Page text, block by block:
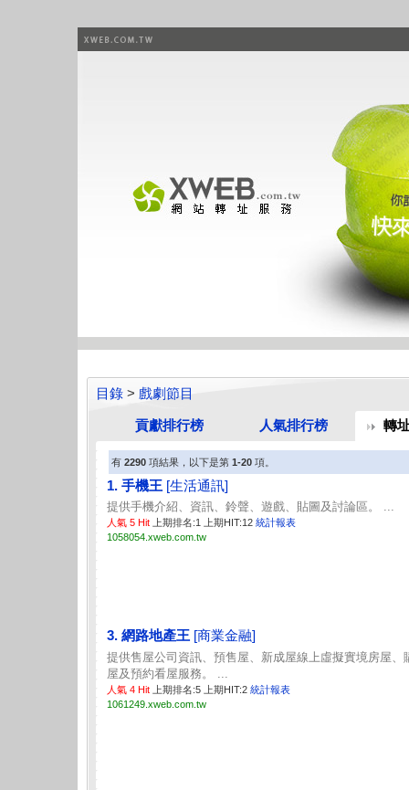
目錄 > 戲劇節目
貢獻排行榜 人氣排行榜 轉
有 2290 項結果，以下是第 1-20 項。
1. 手機王 [生活通訊]
提供手機介紹、資訊、鈴聲、遊戲、貼圖及討論區。 ...
人氣 5 Hit 上期排名:1 上期HIT:12 統計報表
1058054.xweb.com.tw
3. 網路地產王 [商業金融]
提供售屋公司資訊、預售屋、新成屋線上虛擬實境房屋、
屋及預約看屋服務。 ...
人氣 4 Hit 上期排名:5 上期HIT:2 統計報表
1061249.xweb.com.tw